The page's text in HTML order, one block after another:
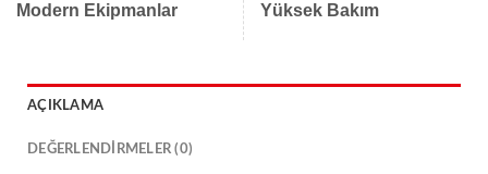
Modern Ekipmanlar Yüksek Bakım
AÇIKLAMA
DEĞERLENDIRMELER (0)